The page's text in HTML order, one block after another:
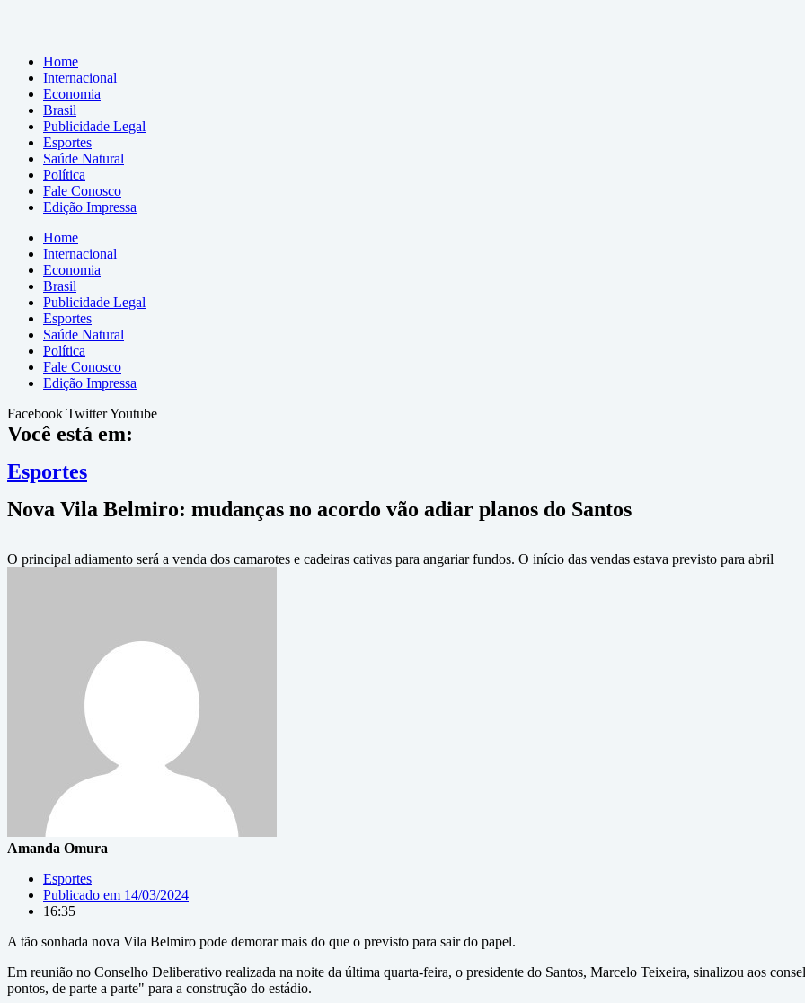
Home
Internacional
Economia
Brasil
Publicidade Legal
Esportes
Saúde Natural
Política
Fale Conosco
Edição Impressa
Home
Internacional
Economia
Brasil
Publicidade Legal
Esportes
Saúde Natural
Política
Fale Conosco
Edição Impressa
Facebook TwitterYoutube
Você está em:
Esportes
Nova Vila Belmiro: mudanças no acordo vão adiar planos do Santos
O principal adiamento será a venda dos camarotes e cadeiras cativas para angariar fundos. O início das vendas estava previsto para abril
Amanda Omura
Esportes
Publicado em 14/03/2024
16:35
A tão sonhada nova Vila Belmiro pode demorar mais do que o previsto para sair do papel.
Em reunião no Conselho Deliberativo realizada na noite da última quarta-feira, o presidente do Santos, Marcelo Teixeira, sinalizou aos
pontos, de parte a parte" para a construção do estádio.